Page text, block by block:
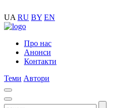
UA RU BY EN
Про нас
Анонси
Контакти
Теми Автори